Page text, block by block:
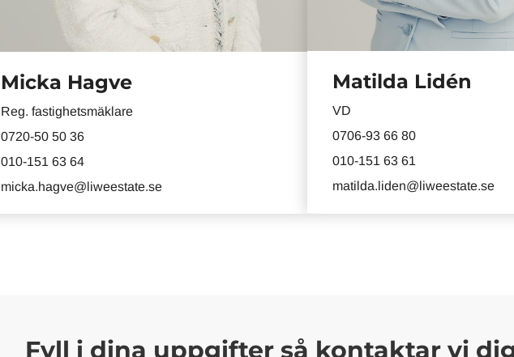
Micka Hagve
Reg. fastighetsmäklare
0720-50 50 36
010-151 63 64
micka.hagve@liweestate.se
Matilda Lidén
VD
0706-93 66 80
010-151 63 61
matilda.liden@liweestate.se
Fyll i dina uppgifter så kontaktar vi